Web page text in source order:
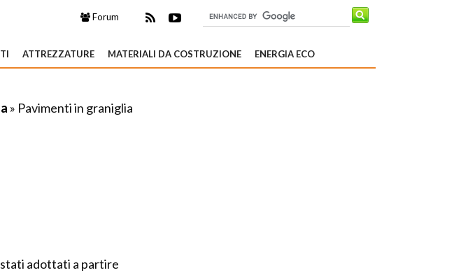
Forum
ATTREZZATURE MATERIALI DA COSTRUZIONE ENERGIA ECO
» Pavimenti in graniglia
adottati a partire